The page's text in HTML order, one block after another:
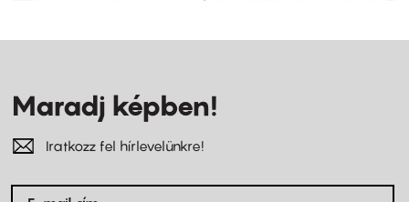
Maradj képben!
Iratkozz fel hírlevelünkre!